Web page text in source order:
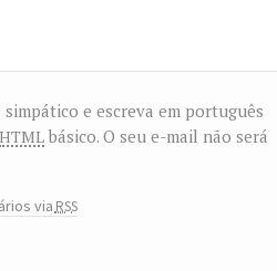
e escreva em português
htmlbásico. O seu e-mail não será
via rss